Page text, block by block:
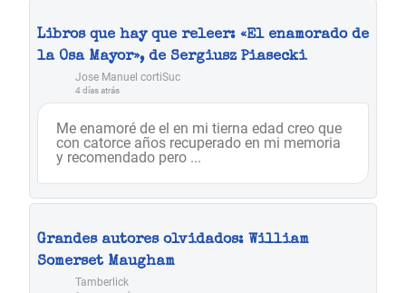
Libros que hay que releer: «El enamorado de
la Osa Mayor», de Sergiusz Piasecki
Jose Manuel cortiSuc
4 días atrás
Me enamoré de el en mi tierna edad creo que
con catorce años recuperado en mi memoria
y recomendado pero ...
Grandes autores olvidados: William
Somerset Maugham
Tamberlick